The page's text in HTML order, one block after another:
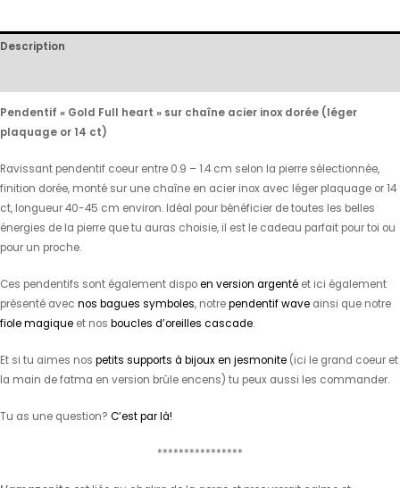
Description
Pendentif « Gold Full heart » sur chaîne acier inox dorée (léger
plaquage or 14 ct)
Ravissant pendentif coeur entre 0.9 – 1.4 cm selon la pierre sélectionnée,
finition dorée, monté sur une chaîne en acier inox avec léger plaquage or 14
ct, longueur 40-45 cm environ. Idéal pour bénéficier de toutes les belles
énergies de la pierre que tu auras choisie, il est le cadeau parfait pour toi ou
pour un proche.
Ces pendentifs sont également dispoen version argenté et ici également
présenté avec nos bagues symboles, notrependentif wave ainsi que notre
fiole magique et nos boucles d’oreilles cascade.
Et si tu aimes nos petits supports à bijoux en jesmonite (ici le grand coeur et
la main de fatma en version brûle encens) tu peux aussi les commander.
Tu as une question? C’est par là!
****************